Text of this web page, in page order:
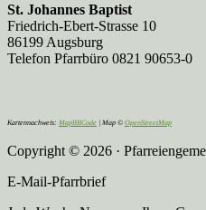
St. Johannes Baptist
Friedrich-Ebert-Strasse 10
86199 Augsburg
Telefon Pfarrbüro 0821 90653-0
Kartennachweis: MapBBCode | Map © OpenStreetMap
Copyright © 2026 ·
E-Mail-Pfarrbrief